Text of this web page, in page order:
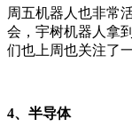
周五机器人也非常
会，宇树机器人拿
们也上周也关注了
4、半导体